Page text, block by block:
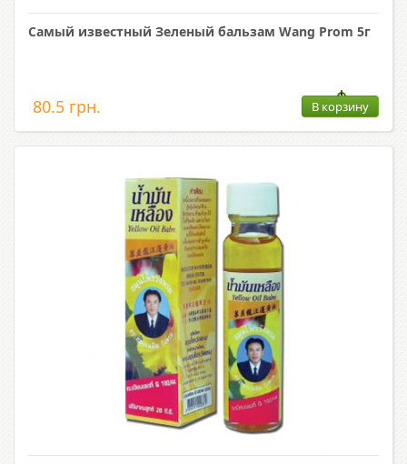
Самый известный Зеленый бальзам Wang Prom 5г
80.5 грн. В корзину